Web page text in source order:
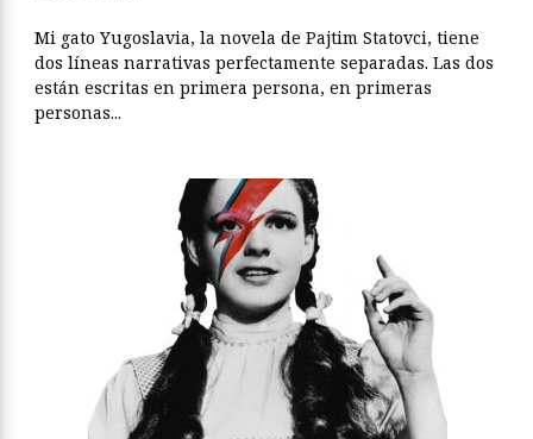
Mi gato Yugoslavia, la novela de Pajtim Statovci, tiene
dos líneas narrativas perfectamente separadas. Las dos
están escritas en primera persona, en primeras
personas...